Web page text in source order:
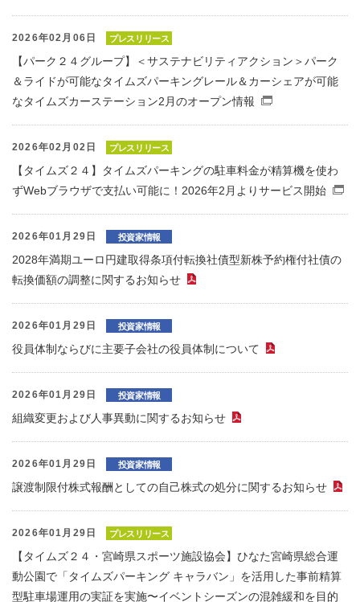
2026年02月06日 プレスリリース
【パーク２４グループ】＜サステナビリティアクション＞パーク
＆ライドが可能なタイムズパーキングレール＆カーシェアが可能
なタイムズカーステーション2月のオープン情報
2026年02月02日 プレスリリース
【タイムズ２４】タイムズパーキングの駐車料金が精算機を使わ
ずWebブラウザで支払い可能に！2026年2月よりサービス開始
2026年01月29日 投資家情報
2028年満期ユーロ円建取得条項付転換社債型新株予約権付社債の
転換価額の調整に関するお知らせ
2026年01月29日 投資家情報
役員体制ならびに主要子会社の役員体制について
2026年01月29日 投資家情報
組織変更および人事異動に関するお知らせ
2026年01月29日 投資家情報
譲渡制限付株式報酬としての自己株式の処分に関するお知らせ
2026年01月29日 プレスリリース
【タイムズ２４・宮崎県スポーツ施設協会】ひなた宮崎県総合運
動公園で「タイムズパーキング キャラバン」を活用した事前精算
型駐車場運用の実証を実施〜イベントシーズンの混雑緩和を目的